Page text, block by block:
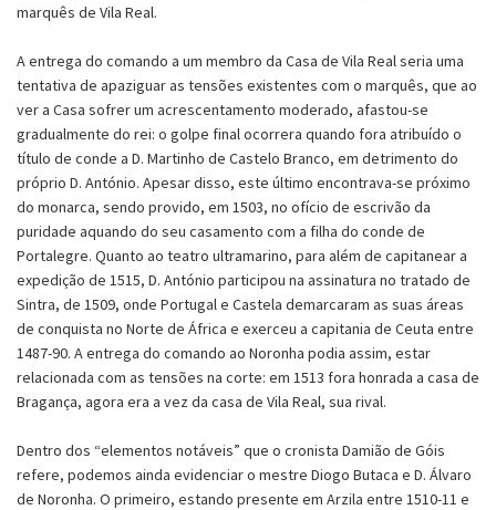
marquês de Vila Real.
A entrega do comando a um membro da Casa de Vila Real seria uma
tentativa de apaziguar as tensões existentes com o marquês, que ao
ver a Casa sofrer um acrescentamento moderado, afastou-se
gradualmente do rei: o golpe final ocorrera quando fora atribuído o
título de conde a D. Martinho de Castelo Branco, em detrimento do
próprio D. António. Apesar disso, este último encontrava-se próximo
do monarca, sendo provido, em 1503, no ofício de escrivão da
puridade aquando do seu casamento com a filha do conde de
Portalegre. Quanto ao teatro ultramarino, para além de capitanear a
expedição de 1515, D. António participou na assinatura no tratado de
Sintra, de 1509, onde Portugal e Castela demarcaram as suas áreas
de conquista no Norte de África e exerceu a capitania de Ceuta entre
1487-90. A entrega do comando ao Noronha podia assim, estar
relacionada com as tensões na corte: em 1513 fora honrada a casa de
Bragança, agora era a vez da casa de Vila Real, sua rival.
Dentro dos “elementos notáveis” que o cronista Damião de Góis
refere, podemos ainda evidenciar o mestre Diogo Butaca e D. Álvaro
de Noronha. O primeiro, estando presente em Arzila entre 1510-11 e